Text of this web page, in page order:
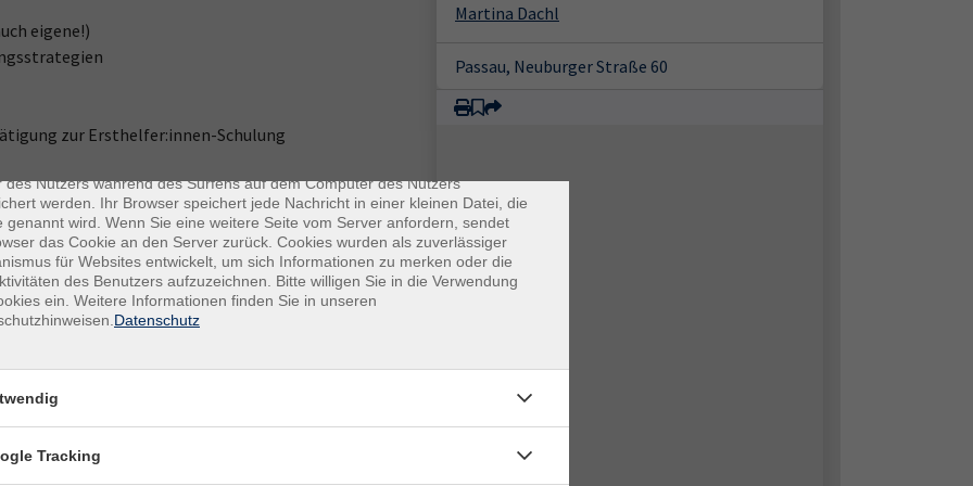
eigene!)
zur Ersthelfer:innen-Schulung
eigene Kompetenz im Umgang mit Menschen in
ohne dich selbst zu überlasten.
mehr psychischer Gesundheit in unserer
Martina Dachl
Passau, Neuburger Straße 60
des Nutzers während des Surfens auf dem Computer des Nutzers
werden. Ihr Browser speichert jede Nachricht in einer kleinen Datei, die
genannt wird. Wenn Sie eine weitere Seite vom Server anfordern, sendet
das Cookie an den Server zurück. Cookies wurden als zuverlässiger
für Websites entwickelt, um sich Informationen zu merken oder die
des Benutzers aufzuzeichnen. Bitte willigen Sie in die Verwendung
ein. Weitere Informationen finden Sie in unseren
Datenschutz
Tracking